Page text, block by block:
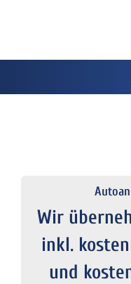
Wir
inkl.
und